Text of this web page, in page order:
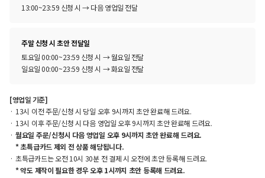
13:00~23:59 신청 시 → 다음 영업일 전달
주말 신청 시 초안 전달일
토요일 00:00~23:59 신청 시 → 월요일 전달
일요일 00:00~23:59 신청 시 → 화요일 전달
[영업일 기준]
13시 이전 주문/신청 시 당일 오후 9시까지 초안 완료해 드려요.
13시 이후 주문/신청 시 다음 영업일 오후 9시까지 초안 완료해 드려요.
월요일 주문/신청시 다음 영업일 오후 9시까지 초안 완료해 드려요.
* 초특급카드 제외 전 상품 해당됩니다.
초특급카드는 오전 10시 30분 전 결제 시 오전에 초안 등록해 드려요.
* 약도 제작이 필요한 경우 오후 1시까지 초안 등록해 드려요.